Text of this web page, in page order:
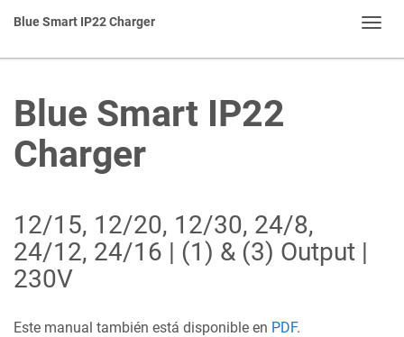
Blue Smart IP22 Charger
Blue Smart IP22
Charger
12/15, 12/20, 12/30, 24/8,
24/12, 24/16 | (1) & (3) Output |
230V
Este manual también está disponible en PDF.